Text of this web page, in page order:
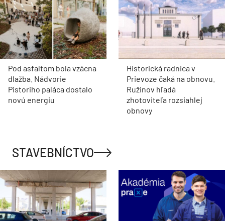
Pod asfaltom bola vzácna
dlažba. Nádvorie
Pistoriho paláca dostalo
novú energiu
Historická radnica v
Prievoze čaká na obnovu.
Ružinov hľadá
zhotoviteľa rozsiahlej
obnovy
STAVEBNÍCTVO